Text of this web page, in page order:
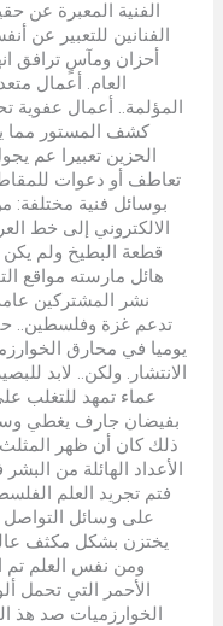
الفنية المعبرة عن
الفنانين للتعبير عن
أحزان ومآسٍ ترافق
العام. أعمال
المؤلمة.. أعمال عفوية
كشف المستور مما
الحزين تعبيرا عم
تعاطف أو دعوات
بوسائل فنية مختلفة:
الالكتروني إلى خط
قطعة البطيخ ولم يكن
هائل مارسته مواقع
نشر المشتركين
تدعم غزة وفلسطين..
يوميا في محارق
الانتشار. ولكن.. لابد
عماء تمهد للتغلب
بفيضان جارف يغطي
ذلك كان أن ظهر
الأعداد الهائلة من
فتم تجريد العلم
على وسائل
يختزن بشكل مكثف
ومن نفس العلم تم
الأحمر التي تحمل
الخوارزميات صد هذ